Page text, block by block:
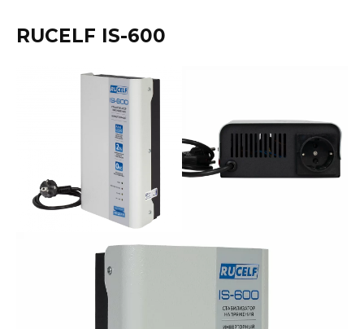
RUCELF IS-600